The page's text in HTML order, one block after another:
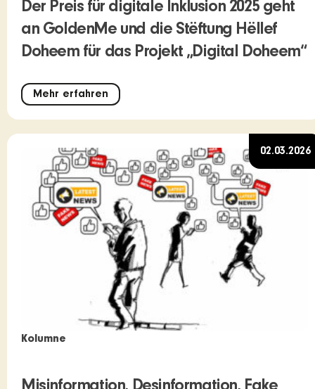
Der Preis für digitale Inklusion 2025 geht
an GoldenMe und die Stëftung Hëllef
Doheem für das Projekt „Digital Doheem“
Mehr erfahren
Kolumne
02.03.2026